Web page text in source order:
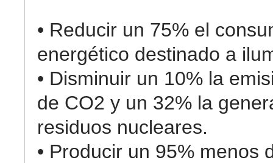
• Reducir un 75% el
energético destinado a
• Disminuir un 10% la
de CO2 y un 32% la
residuos nucleares.
• Producir un 95% menos